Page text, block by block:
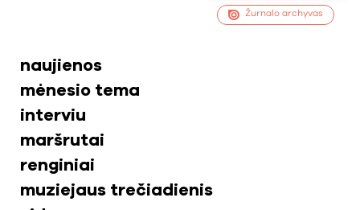
Žurnalo archyvas
naujienos
mėnesio tema
interviu
maršrutai
renginiai
muziejaus trečiadienis